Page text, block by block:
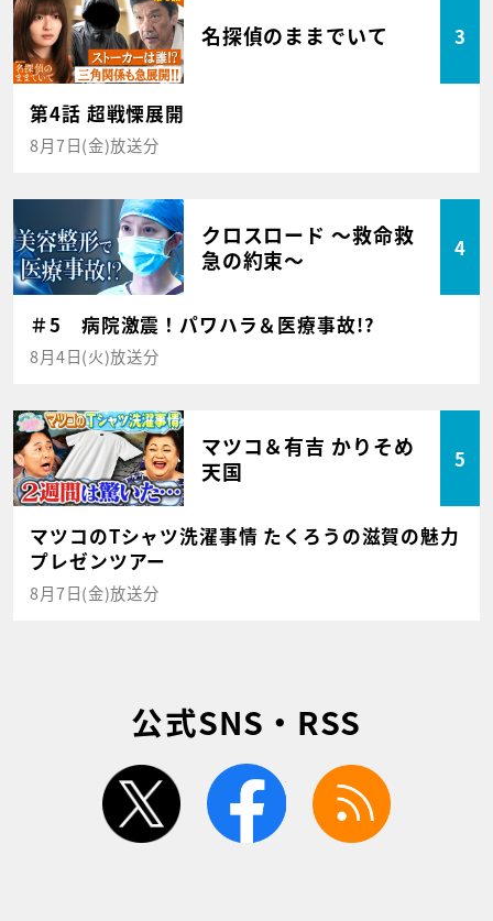
名探偵のままでいて 3
第4話 超戦慄展開
8月7日(金)放送分
クロスロード ～救命救
急の約束～
4
＃5 病院激震！パワハラ＆医療事故!?
8月4日(火)放送分
マツコ＆有吉 かりそめ
天国
5
マツコのTシャツ洗濯事情 たくろうの滋賀の魅力
プレゼンツアー
8月7日(金)放送分
公式SNS・RSS
twitter facebook